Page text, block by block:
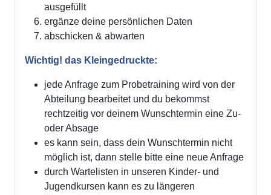
ausgefüllt
ergänze deine persönlichen Daten
abschicken & abwarten
Wichtig! das Kleingedruckte:
jede Anfrage zum Probetraining wird von der
Abteilung bearbeitet und du bekommst
rechtzeitig vor deinem Wunschtermin eine Zu-
oder Absage
es kann sein, dass dein Wunschtermin nicht
möglich ist, dann stelle bitte eine neue Anfrage
durch Wartelisten in unseren Kinder- und
Jugendkursen kann es zu längeren